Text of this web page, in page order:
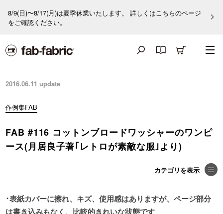
8/9(日)〜8/17(月)は夏季休業いたします。 詳しくはこちらのページ
をご確認ください。
2016.06.11 update
作例集FAB
FAB #116 コットンブロードワッシャーのワンピ
ース(月居良子著｢レトロが素敵な服｣より)
･表紙カバーに擦れ、キズ、使用感はありますが、ページ部分
は書き込みもなく、比較的きれいな状態です